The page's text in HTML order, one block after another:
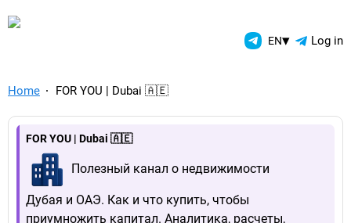
TelegramAds.com — EN▾ Log in
Home FOR YOU | Dubai 🇦🇪
FOR YOU | Dubai 🇦🇪
Полезный канал о недвижимости
Дубая и ОАЭ. Как и что купить, чтобы
приумножить капитал. Аналитика, расчеты,